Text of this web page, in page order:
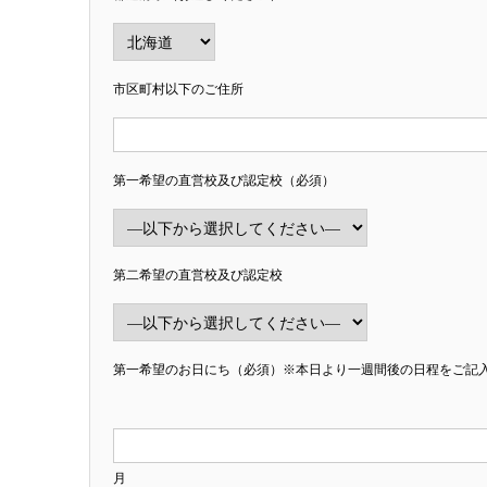
市区町村以下のご住所
第一希望の直営校及び認定校（必須）
第二希望の直営校及び認定校
第一希望のお日にち（必須）※本日より一週間後の日程をご記
月